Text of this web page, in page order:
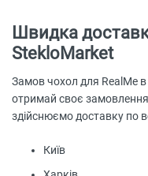
Швидка
StekloMarket
Замов чохол для RealMe в
отримай своє
здійснюємо доставку по
Київ